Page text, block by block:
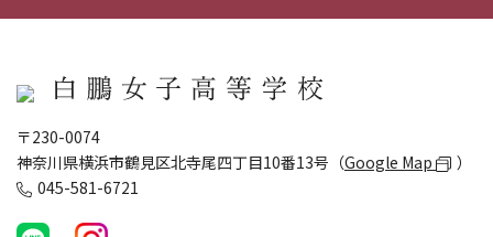
〒230-0074
神奈川県横浜市鶴見区北寺尾四丁目10番13号（Google Map
）
045-581-6721